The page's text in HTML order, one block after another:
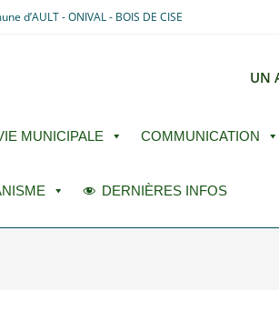
d’AULT - ONIVAL - BOIS DE CISE
UN
MUNICIPALE COMMUNICATION
DERNIÈRES INFOS